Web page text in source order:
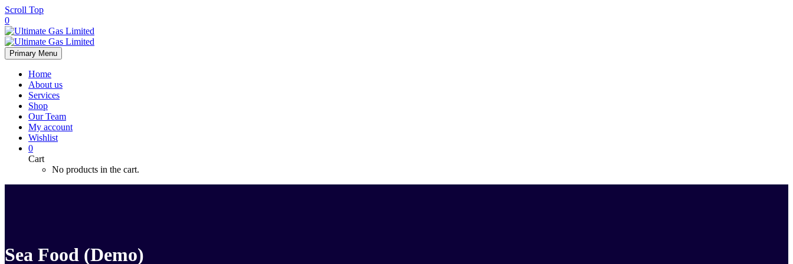
Scroll Top
0
Primary Menu
Home
About us
Services
Shop
Our Team
My account
Wishlist
0
Cart
No products in the cart.
Sea Food (Demo)